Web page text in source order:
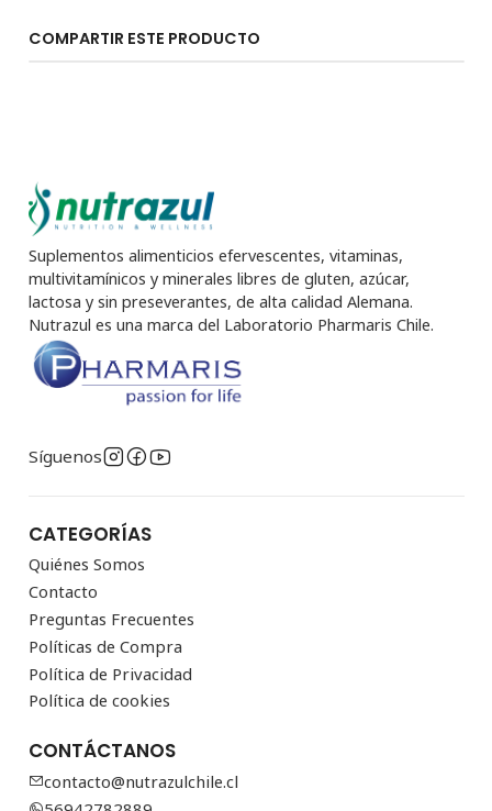
COMPARTIR ESTE PRODUCTO
Suplementos alimenticios efervescentes, vitaminas,
multivitamínicos y minerales libres de gluten, azúcar,
lactosa y sin preseverantes, de alta calidad Alemana.
Nutrazul es una marca del Laboratorio Pharmaris Chile.
Síguenos
CATEGORÍAS
Quiénes Somos
Contacto
Preguntas Frecuentes
Políticas de Compra
Política de Privacidad
Política de cookies
CONTÁCTANOS
contacto@nutrazulchile.cl